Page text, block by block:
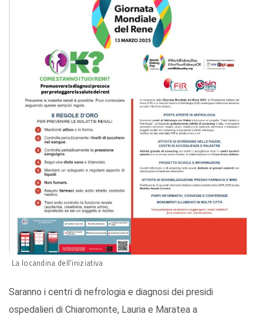
La locandina dell'iniziativa
Saranno i centri di nefrologia e diagnosi dei presidi
ospedalieri di Chiaromonte, Lauria e Maratea a